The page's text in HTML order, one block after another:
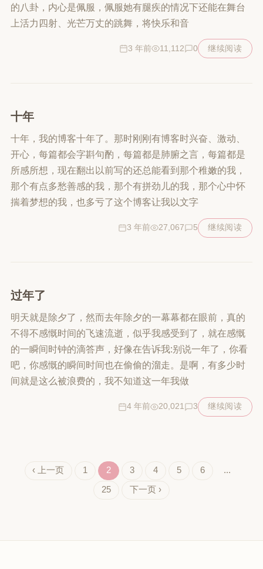
的八卦，内心是佩服，佩服她有腿疾的情况下还能在舞台
上活力四射、光芒万丈的跳舞，将快乐和音
3 年前 11,112 0 继续阅读
十年
十年，我的博客十年了。那时刚刚有博客时兴奋、激动、
开心，每篇都会字斟句酌，每篇都是肺腑之言，每篇都是
所感所想，现在翻出以前写的还总能看到那个稚嫩的我，
那个有点多愁善感的我，那个有拼劲儿的我，那个心中怀
揣着梦想的我，也多亏了这个博客让我以文字
3 年前 27,067 5 继续阅读
过年了
明天就是除夕了，然而去年除夕的一幕幕都在眼前，真的
不得不感慨时间的飞速流逝，似乎我感受到了，就在感慨
的一瞬间时钟的滴答声，好像在告诉我:别说一年了，你看
吧，你感慨的瞬间时间也在偷偷的溜走。是啊，有多少时
间就是这么被浪费的，我不知道这一年我做
4 年前 20,021 3 继续阅读
‹ 上一页 1 2 3 4 5 6 ...
25 下一页 ›